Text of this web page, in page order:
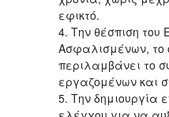
εφικτό.
4. Την θέσπιση του
Ασφαλισμένων, το
περιλαμβάνει το
εργαζομένων και
5. Την δημιουργία